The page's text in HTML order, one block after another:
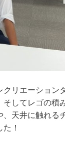
リエーション
してレゴの積
天井に触れる
！